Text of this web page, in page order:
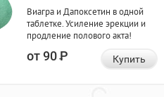
Виагра и Дапоксетин в одной
таблетке. Усиление эрекции и
продление полового акта!
от 90Р Купить